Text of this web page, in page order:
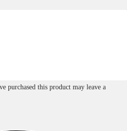
purchased this product may leave a